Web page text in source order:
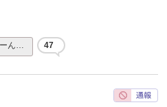
ん… 47